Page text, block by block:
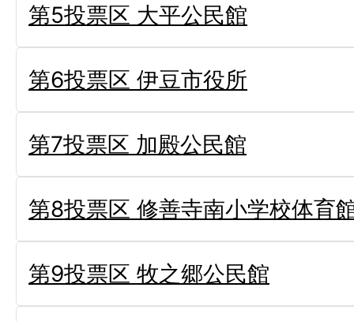
第5投票区 大平公民館
第6投票区 伊豆市役所
第7投票区 加殿公民館
第8投票区 修善寺南小学校体育
第9投票区 牧之郷公民館